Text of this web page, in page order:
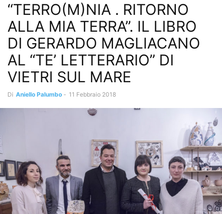
Interviste Libri e Poesia Rubriche Mangiare sano Saggi & Romanzi
Uncategorized
“TERRO(M)NIA . RITORNO
ALLA MIA TERRA”. IL LIBRO
DI GERARDO MAGLIACANO
AL “TE’ LETTERARIO” DI
VIETRI SUL MARE
Di Aniello Palumbo - 11 Febbraio 2018